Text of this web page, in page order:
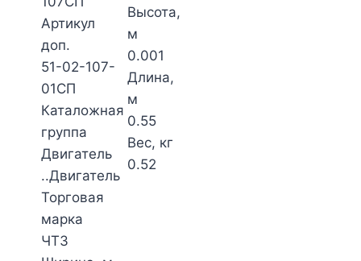
Артикул
доп.
51-02-107-
01СП
Каталожная
группа
Двигатель
..Двигатель
Торговая
марка
ЧТЗ
Высота,
м
0.001
Длина,
м
0.55
Вес, кг
0.52